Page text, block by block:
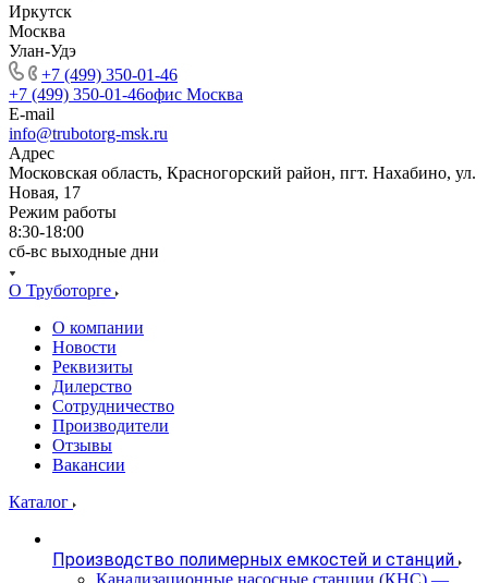
Иркутск
Москва
Улан-Удэ
+7 (499) 350-01-46
+7 (499) 350-01-46офис Москва
E-mail
info@trubotorg-msk.ru
Адрес
Московская область, Красногорский район, пгт. Нахабино, ул.
Новая, 17
Режим работы
8:30-18:00
сб-вс выходные дни
О Труботорге
О компании
Новости
Реквизиты
Дилерство
Сотрудничество
Производители
Отзывы
Вакансии
Каталог
Производство полимерных емкостей и станций
Канализационные насосные станции (КНС) —